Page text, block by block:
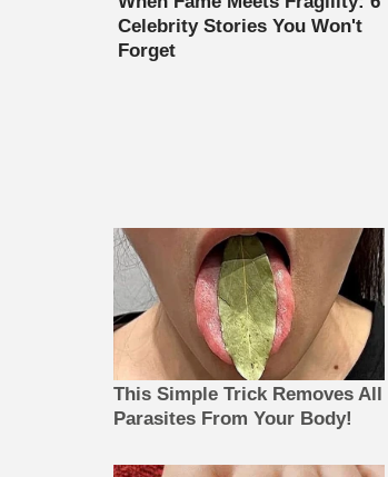
This Simple Trick Removes All
Parasites From Your Body!